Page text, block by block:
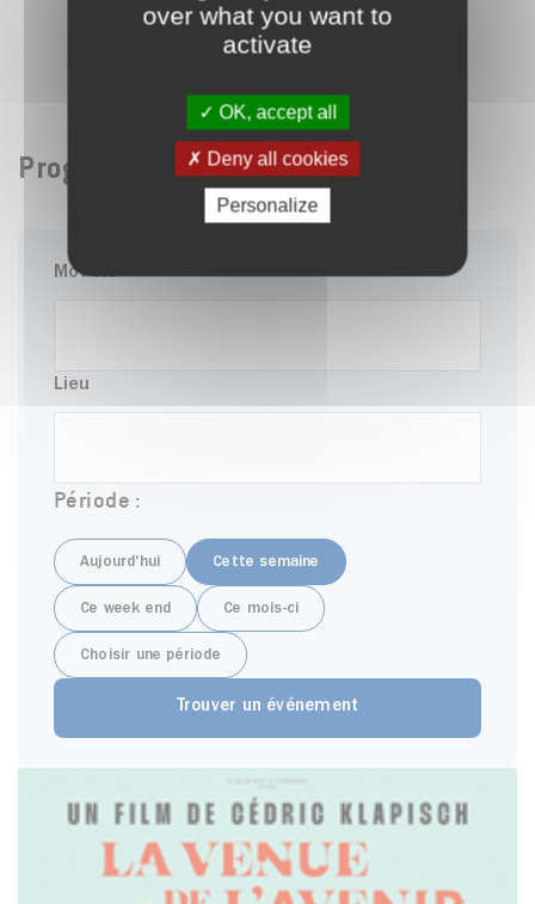
over what you want to
activate
OK, accept all
Deny all cookies
Personalize
Programme
Mot-clé
Lieu
Période :
Aujourd'hui Cette semaine
Ce week end Ce mois-ci
Choisir une période